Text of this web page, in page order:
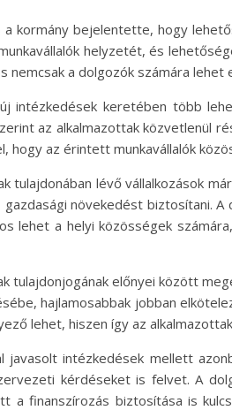
a kormány bejelentette, hogy
helyzetét, és
nemcsak a dolgozók számára
intézkedések keretében több
az alkalmazottak közvetlenül
hogy az érintett munkavállalók
tulajdonában lévő vállalkozások
növekedést biztosítani.
lehet a helyi közösségek
tulajdonjogának előnyei között
hajlamosabbak jobban
lehet, hiszen így az
javasolt intézkedések mellett
kérdéseket is felvet. A
a finanszírozás biztosítása is